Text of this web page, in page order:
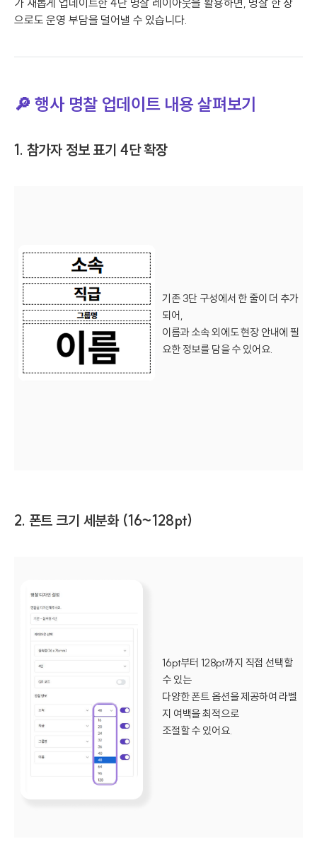
으로도 운영 부담을 덜어낼 수 있습니다.
🔎 행사 명찰 업데이트 내용 살펴보기
1. 참가자 정보 표기 4단 확장
기존 3단 구성에서 한 줄이 더 추가
되어,
이름과 소속 외에도 현장 안내에 필
요한 정보를 담을 수 있어요.
2. 폰트 크기 세분화 (16~128pt)
16pt부터 128pt까지 직접 선택할
수 있는
다양한 폰트 옵션을 제공하여 라벨
지 여백을 최적으로
조절할 수 있어요.